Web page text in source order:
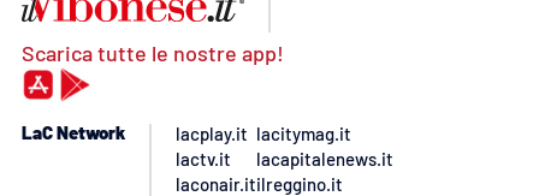
Scarica tutte le nostre app!
LaC Network
lacplay.it
lactv.it
laconair.it
lacitymag.it
lacapitalenews.it
ilreggino.it